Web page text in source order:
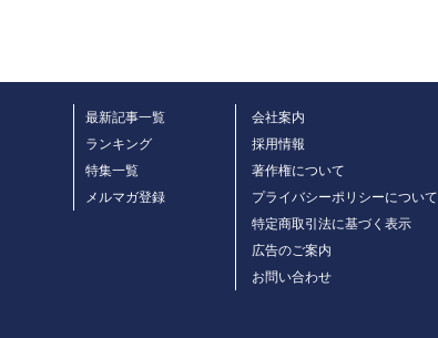
最新記事一覧
ランキング
特集一覧
メルマガ登録
会社案内
採用情報
著作権について
プライバシーポリシーについて
特定商取引法に基づく表示
広告のご案内
お問い合わせ